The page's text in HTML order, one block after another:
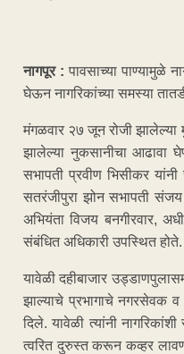
नागपूर : पावसाच्या पाण्यामुळे
घेऊन नागरिकांच्या समस्या
मंगळवार २७ जून रोजी
झालेल्या नुकसानीचा आढावा
सभापती प्रवीण भिसीकर
सतरंजीपुरा झोन सभापती
अभियंता विजय बनगीरवार,
संबंधित अधिकारी उपस्थित होते.
यावेळी दहीबाजार
झाल्याचे प्रभागाचे नगरसेवक व
दिले. यावेळी त्यांनी
त्वरित दुरुस्त करून कव्हर